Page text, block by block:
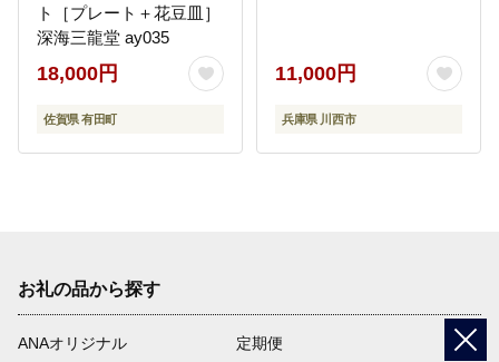
ト［プレート＋花豆皿］
深海三龍堂 ay035
18,000円
佐賀県 有田町
11,000円
兵庫県 川西市
お礼の品から探す
ANAオリジナル
定期便